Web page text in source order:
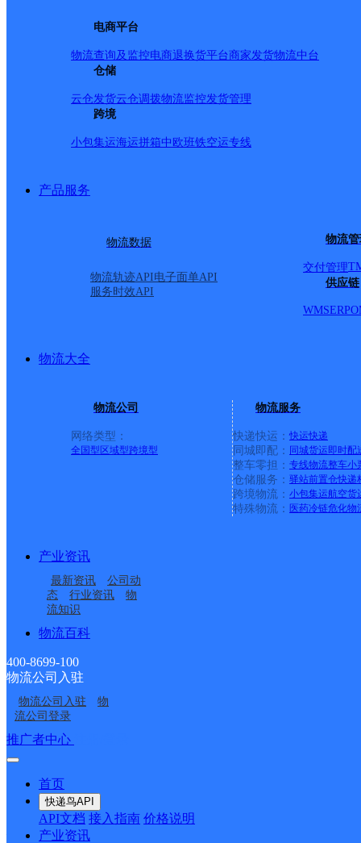
电商平台
物流查询及监控电商退换货平台商家发货物流中台
仓储
云仓发货云仓调拨物流监控发货管理
跨境
小包集运海运拼箱中欧班铁空运专线
产品服务
物流数据
物流轨迹API电子面单API
服务时效API
物流
交付管理
供应链
WMSERP
物流大全
物流公司
网络类型：
全国型 区域型跨境型
物流服务
快递快运： 快运快递
同城即配： 同城货运即时配
整车零担： 专线物流整车小
仓储服务： 驿站前置仓快递
跨境物流： 小包集运航空货
特殊物流： 医药冷链危化物
产业资讯
最新资讯
公司动
态
行业资讯
物
流知识
物流百科
400-8699-100
物流公司入驻
物流公司入驻
物
流公司登录
推广者中心
首页
快递鸟API
API文档 接入指南 价格说明
产业资讯
网点地址：福建省泉州市南安市罗东镇新雨亭东街一路178
网点负责人：
南科技学院分部
福建南安市公司美林溪
州寄存点分部
福建南安市公司榕桥寄
存点
福建南安市公司美林西
美六中分部
泉州南安六部
福建南安市梅山镇公司
丰美村金元桥分部
福建南安市公司四季家
接口API
API接口 DEMO下载
关于我们